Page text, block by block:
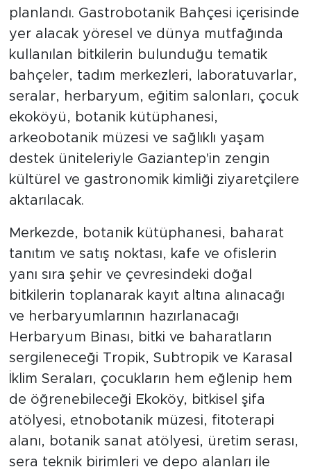
planlandı. Gastrobotanik Bahçesi içerisinde
yer alacak yöresel ve dünya mutfağında
kullanılan bitkilerin bulunduğu tematik
bahçeler, tadım merkezleri, laboratuvarlar,
seralar, herbaryum, eğitim salonları, çocuk
ekoköyü, botanik kütüphanesi,
arkeobotanik müzesi ve sağlıklı yaşam
destek üniteleriyle Gaziantep'in zengin
kültürel ve gastronomik kimliği ziyaretçilere
aktarılacak.
Merkezde, botanik kütüphanesi, baharat
tanıtım ve satış noktası, kafe ve ofislerin
yanı sıra şehir ve çevresindeki doğal
bitkilerin toplanarak kayıt altına alınacağı
ve herbaryumlarının hazırlanacağı
Herbaryum Binası, bitki ve baharatların
sergileneceği Tropik, Subtropik ve Karasal
İklim Seraları, çocukların hem eğlenip hem
de öğrenebileceği Ekoköy, bitkisel şifa
atölyesi, etnobotanik müzesi, fitoterapi
alanı, botanik sanat atölyesi, üretim serası,
sera teknik birimleri ve depo alanları ile